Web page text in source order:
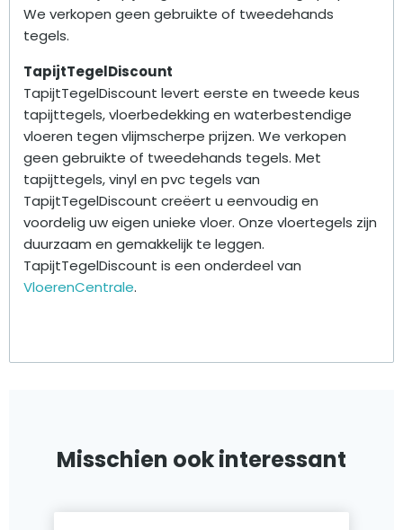
We verkopen geen gebruikte of tweedehands
tegels.
TapijtTegelDiscount
TapijtTegelDiscount levert eerste en tweede keus
tapijttegels, vloerbedekking en waterbestendige
vloeren tegen vlijmscherpe prijzen. We verkopen
geen gebruikte of tweedehands tegels. Met
tapijttegels, vinyl en pvc tegels van
TapijtTegelDiscount creëert u eenvoudig en
voordelig uw eigen unieke vloer. Onze vloertegels zijn
duurzaam en gemakkelijk te leggen.
TapijtTegelDiscount is een onderdeel van
VloerenCentrale.
Misschien ook interessant